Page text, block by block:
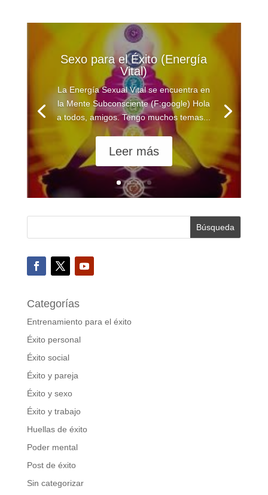
Sexo para el Éxito (Energía
Vital)
La Energía Sexual Vital se encuentra en
la Mente Subconsciente (F:google) Hola
a todos, amigos. Tengo muchos temas...
Leer más
Categorías
Entrenamiento para el éxito
Éxito personal
Éxito social
Éxito y pareja
Éxito y sexo
Éxito y trabajo
Huellas de éxito
Poder mental
Post de éxito
Sin categorizar